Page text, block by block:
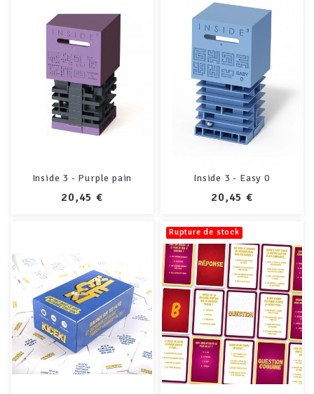
Inside 3 - Purple pain
PRIX
20,45 €
Inside 3 - Easy 0
PRIX
20,45 €
Rupture de stock